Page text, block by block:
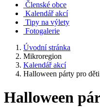
Členské obce
Kalendář akcí
Tipy na výlety
Fotogalerie
Úvodní stránka
Mikroregion
Kalendář akcí
Halloween párty pro děti
Halloween